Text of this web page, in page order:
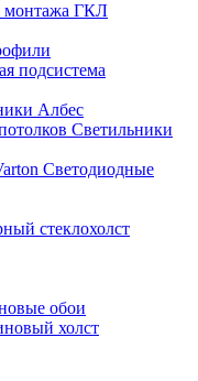
монтажа ГКЛ
подсистема
Албес
Светильники
Светодиодные
стеклохолст
обои
холст